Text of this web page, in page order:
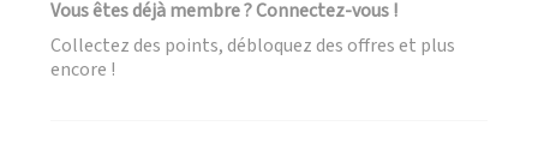
Vous êtes déjà membre ? Connectez-vous !
Collectez des points, débloquez des offres et plus
encore !